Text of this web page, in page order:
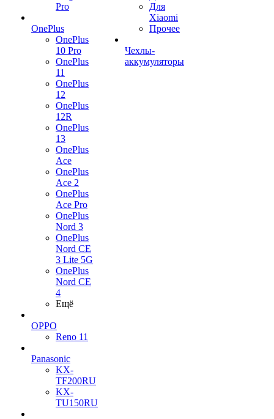
Pro
OnePlus
OnePlus
10 Pro
OnePlus
11
OnePlus
12
OnePlus
12R
OnePlus
13
OnePlus
Ace
OnePlus
Ace 2
OnePlus
Ace Pro
OnePlus
Nord 3
OnePlus
Nord CE
3 Lite 5G
OnePlus
Nord CE
4
Ещё
OPPO
Reno 11
Panasonic
KX-
TF200RU
KX-
TU150RU
Для
Xiaomi
Прочее
Чехлы-
аккумуляторы